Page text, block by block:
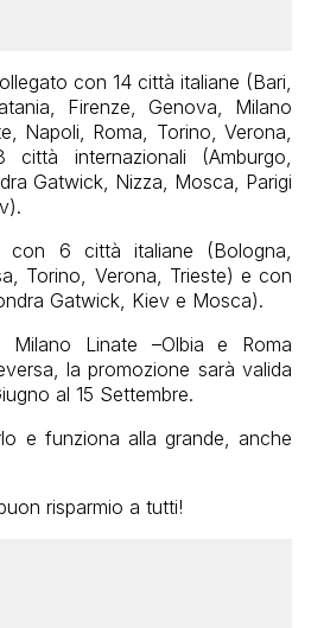
con 14 città italiane (Bari,
Firenze, Genova, Milano
Napoli, Roma, Torino, Verona,
internazionali (Amburgo,
Gatwick, Nizza, Mosca, Parigi
con 6 città italiane (Bologna,
Torino, Verona, Trieste) e con
Gatwick, Kiev e Mosca).
Milano Linate –Olbia e Roma
la promozione sarà valida
al 15 Settembre.
e funziona alla grande, anche
risparmio a tutti!